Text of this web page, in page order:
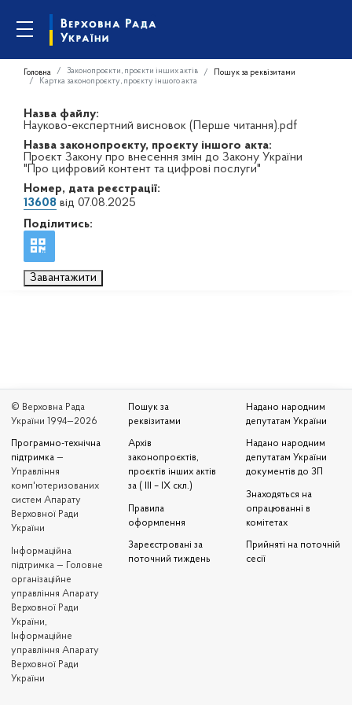
Головна Законопроєкти, проєкти інших актів
Пошук за реквізитами
Картка законопроєкту, проєкту іншого акта
Назва файлу:
Науково-експертний висновок (Перше читання).pdf
Назва законопроєкту, проєкту іншого акта:
Проєкт Закону про внесення змін до Закону України
"Про цифровий контент та цифрові послуги"
Номер, дата реєстрації:
13608 від 07.08.2025
Поділитись:
Завантажити
© Верховна Рада
України 1994—2026
Програмно-технічна
підтримка —
Управління
комп'ютеризованих
систем Апарату
Верховної Ради
України
Iнформаційна
підтримка — Головне
організаційне
управління Апарату
Верховної Ради
України,
Інформаційне
управління Апарату
Верховної Ради
України
Пошук за
реквізитами
Архів
законопроєктів,
проєктів інших актів
за ( III – IX скл.)
Правила
оформлення
Зареєстровані за
поточний тиждень
Надано народним
депутатам України
Надано народним
депутатам України
документів до ЗП
Знаходяться на
опрацюванні в
комітетах
Прийняті на поточній
сесії